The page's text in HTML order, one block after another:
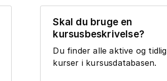
Skal du bruge en
kursusbeskrivelse?
Du finder alle aktive og
kurser i kursusdatabasen.